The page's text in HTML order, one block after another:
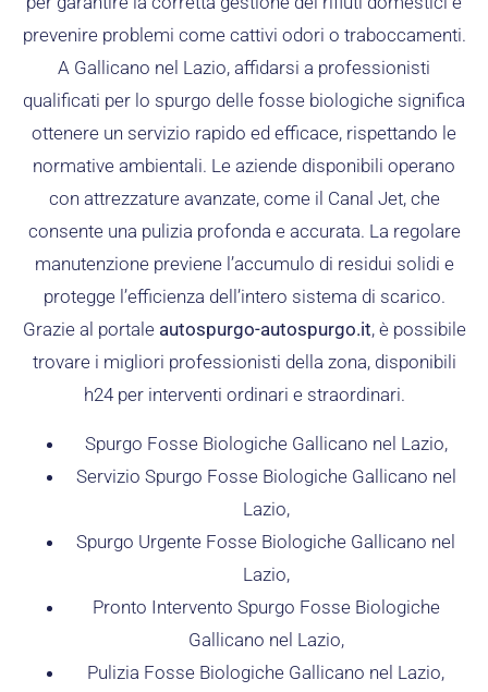
prevenire problemi come cattivi odori o traboccamenti.
A Gallicano nel Lazio, affidarsi a professionisti
qualificati per lo spurgo delle fosse biologiche significa
ottenere un servizio rapido ed efficace, rispettando le
normative ambientali. Le aziende disponibili operano
con attrezzature avanzate, come il Canal Jet, che
consente una pulizia profonda e accurata. La regolare
manutenzione previene l’accumulo di residui solidi e
protegge l’efficienza dell’intero sistema di scarico.
Grazie al portale autospurgo-autospurgo.it, è possibile
trovare i migliori professionisti della zona, disponibili
h24 per interventi ordinari e straordinari.
Spurgo Fosse Biologiche Gallicano nel Lazio,
Servizio Spurgo Fosse Biologiche Gallicano nel
Lazio,
Spurgo Urgente Fosse Biologiche Gallicano nel
Lazio,
Pronto Intervento Spurgo Fosse Biologiche
Gallicano nel Lazio,
Pulizia Fosse Biologiche Gallicano nel Lazio,